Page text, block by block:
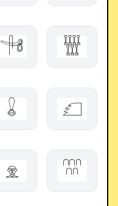
𓌯 𓇂
𓏇 𓆎
𓁷 𓎊